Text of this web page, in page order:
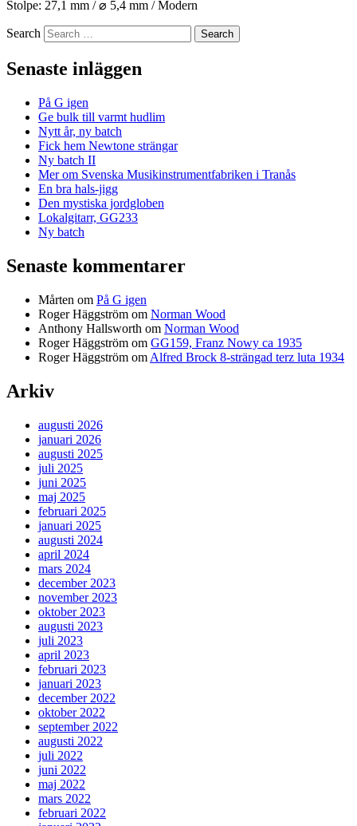
Stolpe: 27,1 mm /⌀ 5,4 mm / Modern
Search
Senaste inläggen
På G igen
Ge bulk till varmt hudlim
Nytt år, ny batch
Fick hem Newtone strängar
Ny batch II
Mer om Svenska Musikinstrumentfabriken i Tranås
En bra hals-jigg
Den mystiska jordgloben
Lokalgitarr, GG233
Ny batch
Senaste kommentarer
Mårten om På G igen
Roger Häggström om Norman Wood
Anthony Hallsworth om Norman Wood
Roger Häggström om GG159, Franz Nowy ca 1935
Roger Häggström om Alfred Brock 8-strängad terz luta 1934
Arkiv
augusti 2026
januari 2026
augusti 2025
juli 2025
juni 2025
maj 2025
februari 2025
januari 2025
augusti 2024
april 2024
mars 2024
december 2023
november 2023
oktober 2023
augusti 2023
juli 2023
april 2023
februari 2023
januari 2023
december 2022
oktober 2022
september 2022
augusti 2022
juli 2022
juni 2022
maj 2022
mars 2022
februari 2022